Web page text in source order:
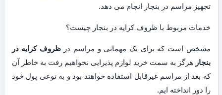
تجهیز مراسم در بنجار انجام می دهد.
خدمات مربوط با ظروف کرایه در بنجار چیست؟
مشخص است که برای یک مهمانی و مراسم درظروف کرایه در
بنجار هرگز به سمت خرید لوازم پذیرایی نخواهیم رفت به خاطر آن
که بعد از مراسم غیرقابل استفاده خواهند بود و به نوعی پول خود
را دور انداخته ایم.